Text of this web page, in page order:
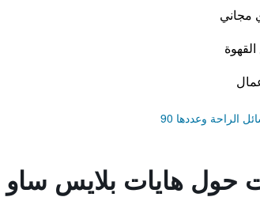
مجاني
الراحة وعددها 90
حول هايات بلايس ساو